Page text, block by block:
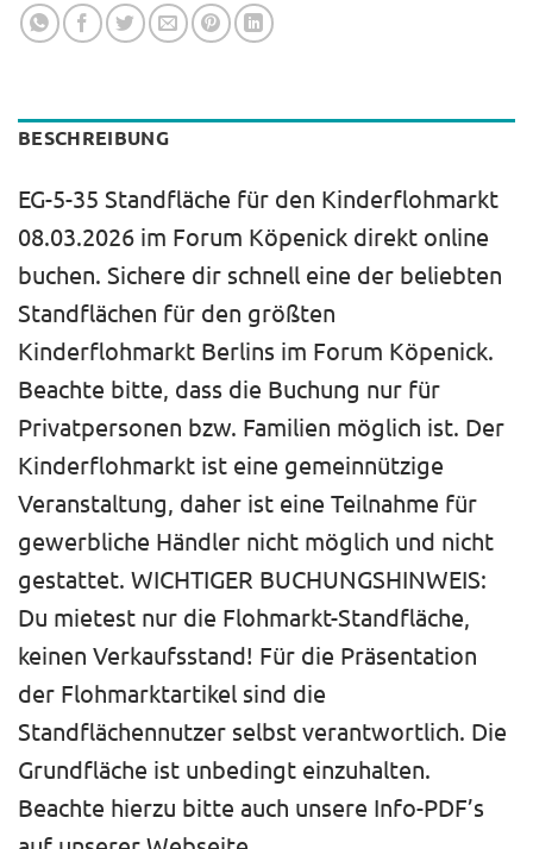
BESCHREIBUNG
EG-5-35 Standfläche für den Kinderflohmarkt
08.03.2026 im Forum Köpenick direkt online
buchen. Sichere dir schnell eine der beliebten
Standflächen für den größten
Kinderflohmarkt Berlins im Forum Köpenick.
Beachte bitte, dass die Buchung nur für
Privatpersonen bzw. Familien möglich ist. Der
Kinderflohmarkt ist eine gemeinnützige
Veranstaltung, daher ist eine Teilnahme für
gewerbliche Händler nicht möglich und nicht
gestattet. WICHTIGER BUCHUNGSHINWEIS:
Du mietest nur die Flohmarkt-Standfläche,
keinen Verkaufsstand! Für die Präsentation
der Flohmarktartikel sind die
Standflächennutzer selbst verantwortlich. Die
Grundfläche ist unbedingt einzuhalten.
Beachte hierzu bitte auch unsere Info-PDF’s